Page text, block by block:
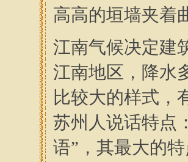
高高的垣墙夹着
江南气候决定建
江南地区，降水
比较大的样式，
苏州人说话特点
语”，其最大的